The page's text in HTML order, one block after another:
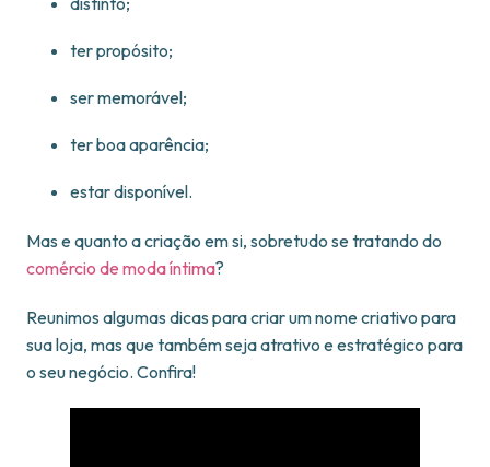
ter propósito;
ser memorável;
ter boa aparência;
estar disponível.
Mas e quanto a criação em si, sobretudo se tratando do
comércio de moda íntima?
Reunimos algumas dicas para criar um nome criativo para
sua loja, mas que também seja atrativo e estratégico para
o seu negócio. Confira!